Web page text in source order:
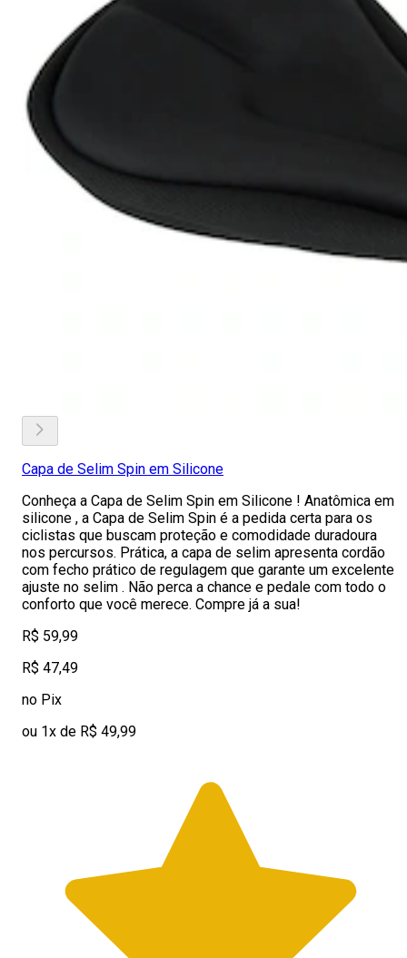
Capa de Selim Spin em Silicone
Conheça a Capa de Selim Spin em Silicone ! Anatômica em
silicone , a Capa de Selim Spin é a pedida certa para os
ciclistas que buscam proteção e comodidade duradoura
nos percursos. Prática, a capa de selim apresenta cordão
com fecho prático de regulagem que garante um excelente
ajuste no selim . Não perca a chance e pedale com todo o
conforto que você merece. Compre já a sua!
R$ 59,99
R$ 47,49
no Pix
ou 1x de R$ 49,99